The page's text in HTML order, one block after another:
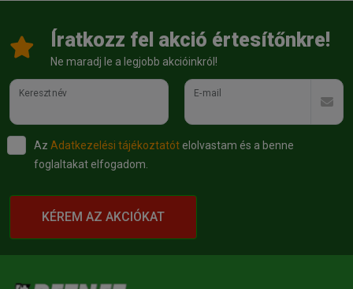
Íratkozz fel akció értesítőnkre!
Ne maradj le a legjobb akcióinkról!
Keresztnév E-mail
Az Adatkezelési tájékoztatót elolvastam és a benne
foglaltakat elfogadom.
KÉREM AZ AKCIÓKAT